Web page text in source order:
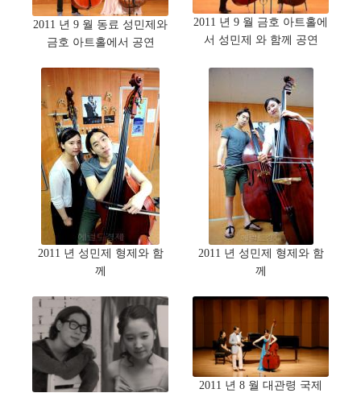
2011 년 9 월 동료 성민제와
금호 아트홀에서 공연
2011 년 9 월 금호 아트홀에
서 성민제 와 함께 공연
2011 년 성민제 형제와 함
께
2011 년 성민제 형제와 함
께
2011 년 8 월 대관령 국제